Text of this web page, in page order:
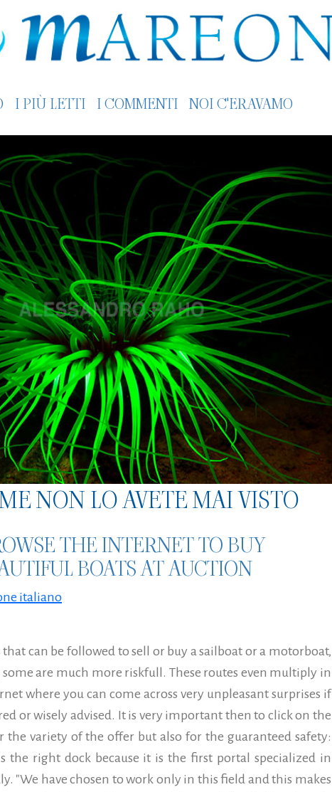
I PIÙ LETTI I COMMENTI NOI C'ERAVAMO
NON LO AVETE MAI VISTO
THE INTERNET TO BUY
BOATS AT AUCTION
italiano
can be followed to sell or buy a sailboat or a motorboat,
some are much more riskfull. These routes even multiply in
where you can come across very unpleasant surprises if
or wisely advised. It is very important then to click on the
variety of the offer but also for the guaranteed safety:
the right dock because it is the first portal specialized in
"We have chosen to work only in this field and this makes